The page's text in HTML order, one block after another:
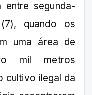
segunda-
quando os
uma área de
mil metros
cultivo ilegal da